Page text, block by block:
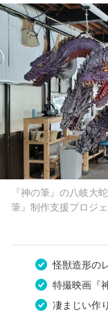
『神の筆』の八岐大
筆』制作支援プロジ
怪獣造形の
特撮映画『
凄まじい作